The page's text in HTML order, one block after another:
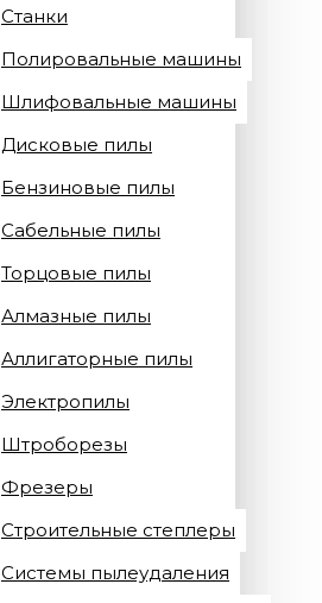
Станки
Полировальные машины
Шлифовальные машины
Дисковые пилы
Бензиновые пилы
Сабельные пилы
Торцовые пилы
Алмазные пилы
Аллигаторные пилы
Электропилы
Штроборезы
Фрезеры
Строительные степлеры
Системы пылеудаления